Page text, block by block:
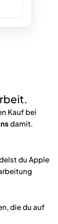
Kauf bei
damit.
du Apple
die du auf